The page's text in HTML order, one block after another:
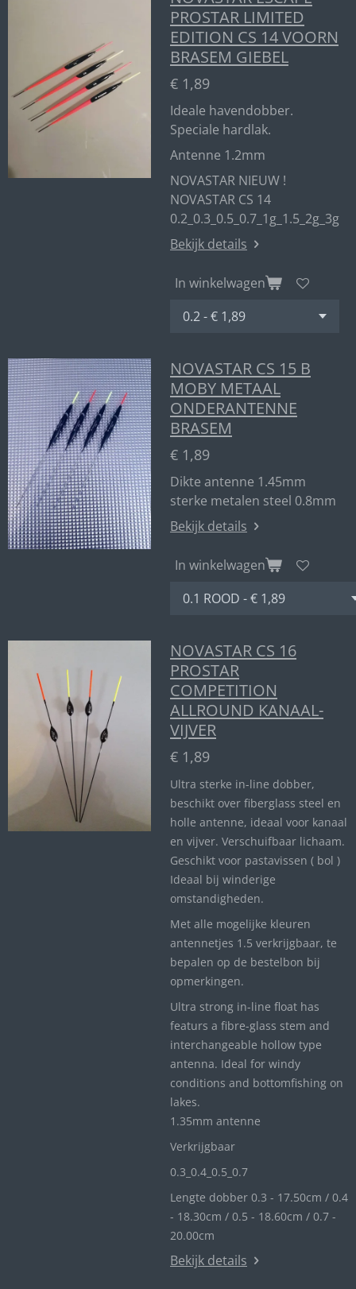
PROSTAR LIMITED
EDITION CS 14 VOORN
BRASEM GIEBEL
€ 1,89
Ideale havendobber.
Speciale hardlak.
Antenne 1.2mm
NOVASTAR NIEUW !
NOVASTAR CS 14
0.2_0.3_0.5_0.7_1g_1.5_2g_3g
Bekijk details
In winkelwagen
NOVASTAR CS 15 B
MOBY METAAL
ONDERANTENNE
BRASEM
€ 1,89
Dikte antenne 1.45mm
sterke metalen steel 0.8mm
Bekijk details
In winkelwagen
NOVASTAR CS 16
PROSTAR
COMPETITION
ALLROUND KANAAL-
VIJVER
€ 1,89
Ultra sterke in-line dobber,
beschikt over fiberglass steel en
holle antenne, ideaal voor kanaal
en vijver. Verschuifbaar lichaam.
Geschikt voor pastavissen ( bol )
Ideaal bij winderige
omstandigheden.
Met alle mogelijke kleuren
antennetjes 1.5 verkrijgbaar, te
bepalen op de bestelbon bij
opmerkingen.
Ultra strong in-line float has
featurs a fibre-glass stem and
interchangeable hollow type
antenna. Ideal for windy
conditions and bottomfishing on
lakes.
1.35mm antenne
Verkrijgbaar
0.3_ 0.4_ 0.5_0.7
Lengte dobber 0.3 - 17.50cm / 0.4
- 18.30cm / 0.5 - 18.60cm / 0.7 -
20.00cm
Bekijk details